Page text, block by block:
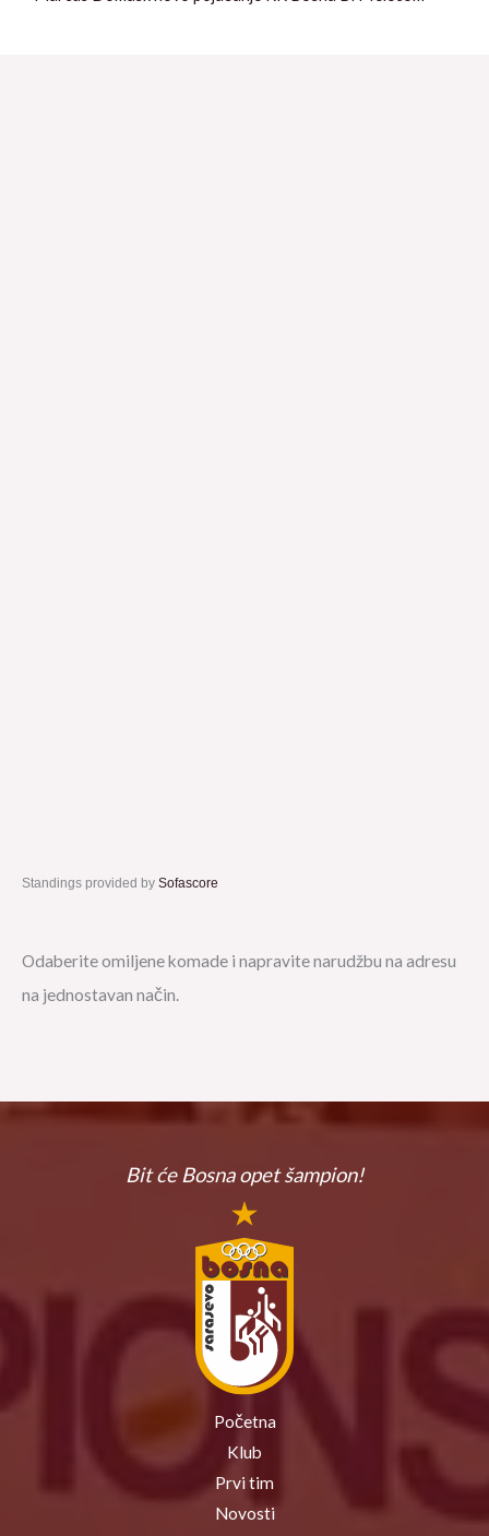
Standings provided by Sofascore
Odaberite omiljene komade i napravite narudžbu na adresu
na jednostavan način.
Bit će Bosnaopet šampion!
Početna
Klub
Prvi tim
Novosti